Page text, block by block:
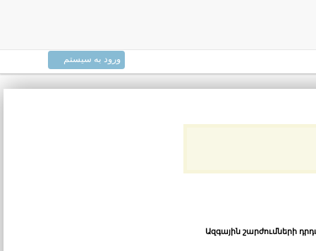
ورود به سیستم
Ազգային շարժումների